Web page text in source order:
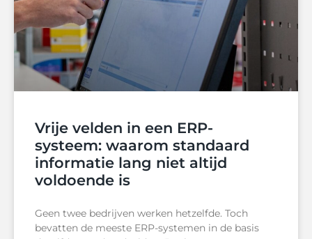
Vrije velden in een ERP-
systeem: waarom standaard
informatie lang niet altijd
voldoende is
Geen twee bedrijven werken hetzelfde. Toch
bevatten de meeste ERP-systemen in de basis